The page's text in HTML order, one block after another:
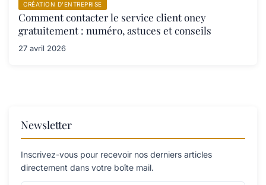
CRÉATION D’ENTREPRISE
Comment contacter le service client oney
gratuitement : numéro, astuces et conseils
27 avril 2026
Newsletter
Inscrivez-vous pour recevoir nos derniers articles
directement dans votre boîte mail.